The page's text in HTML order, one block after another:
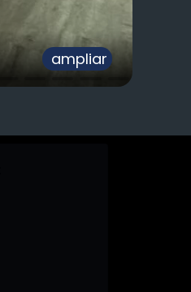
ampliar